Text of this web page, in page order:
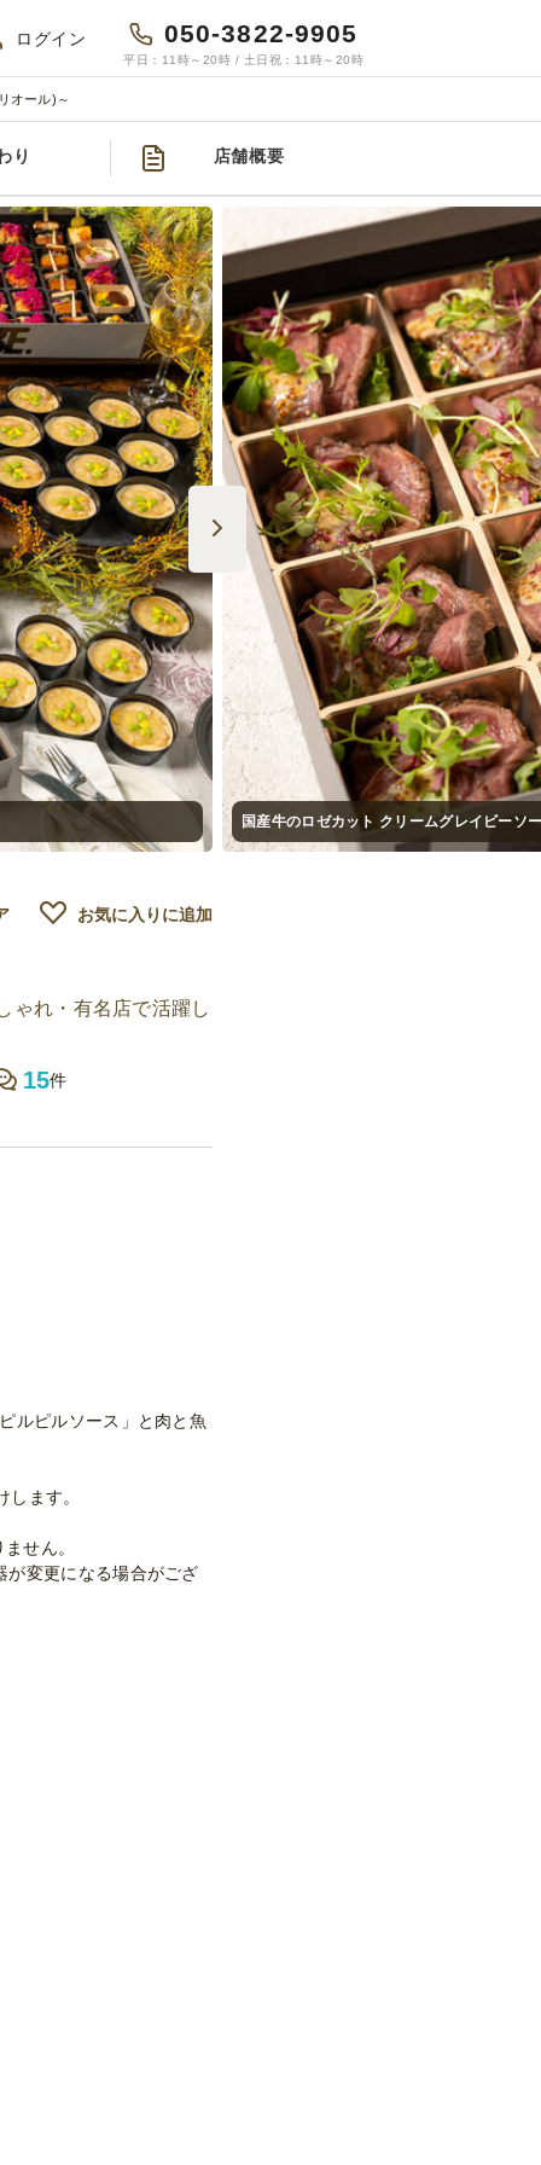
ログイン 050-3822-9905
平日：11時～20時 / 土日祝：11時～20時
オール)～
り 店舗概要
国産牛のロゼカット クリームグレイビーソ
お気に入りに追加
ゃれ・有名店で活躍し
15件
ルピルソース」と肉と魚
ます。
せん。
変更になる場合がござ